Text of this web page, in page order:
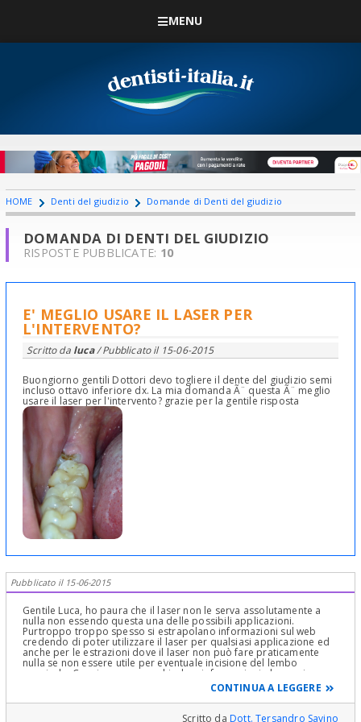
MENU
HOME Denti del giudizio Domande di Denti del giudizio
DOMANDA DI DENTI DEL GIUDIZIO
RISPOSTE PUBBLICATE: 10
E' MEGLIO USARE IL LASER PER
L'INTERVENTO?
Scritto da luca/ Pubblicato il 15-06-2015
Buongiorno gentili Dottori devo togliere il dente del giudizio semi
incluso ottavo inferiore dx. La mia domanda Ã¨ questa Ã¨ meglio
usare il laser per l'intervento? grazie per la gentile risposta
Pubblicato il 15-06-2015
Gentile Luca, ho paura che il laser non le serva assolutamente a
nulla non essendo questa una delle possibili applicazioni.
Purtroppo troppo spesso si estrapolano informazioni sul web
credendo di poter utilizzare il laser per qualsiasi applicazione ed
anche per le estrazioni dove il laser non può fare praticamente
nulla se non essere utile per eventuale incisione del lembo
gengivale. Conviene sempre chiedere informazioni al proprio
dentista per non incorrere in equivocie, all' interpretazioni. Le
consiglio di consultare il suo dentista che conosce la situazione
clinica tanto da consigliarle l'estrazione. Cordialmente
CONTINUA A LEGGERE
Scritto daDott. Tersandro Savino